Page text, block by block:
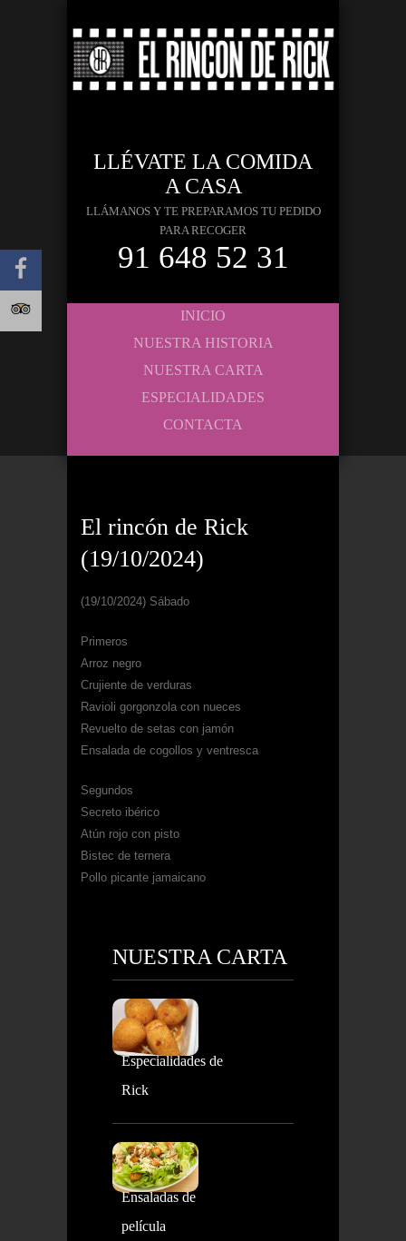
LLÉVATE LA COMIDA
A CASA
LLÁMANOS Y TE PREPARAMOS TU PEDIDO
PARA RECOGER
91 648 52 31
INICIO
NUESTRA HISTORIA
NUESTRA CARTA
ESPECIALIDADES
CONTACTA
El rincón de Rick
(19/10/2024)
(19/10/2024) Sábado
Primeros
Arroz negro
Crujiente de verduras
Ravioli gorgonzola con nueces
Revuelto de setas con jamón
Ensalada de cogollos y ventresca
Segundos
Secreto ibérico
Atún rojo con pisto
Bistec de ternera
Pollo picante jamaicano
NUESTRA CARTA
Especialidades de
Rick
Ensaladas de
película